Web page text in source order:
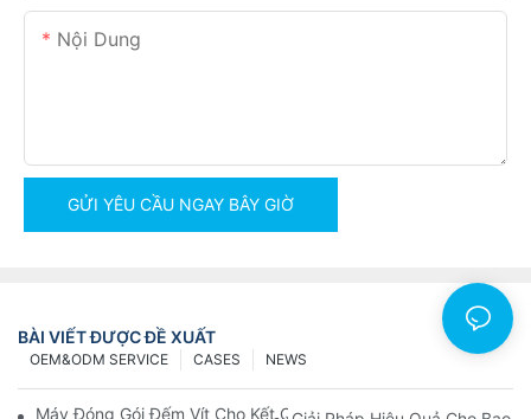
Nội Dung
GỬI YÊU CẦU NGAY BÂY GIỜ
BÀI VIẾT ĐƯỢC ĐỀ XUẤT
NEWS
CASES
OEM&ODM SERVICE
Máy Đóng Gói Đếm Vít Cho Kết Quả Nhanh Chóng Và Đáng Tin